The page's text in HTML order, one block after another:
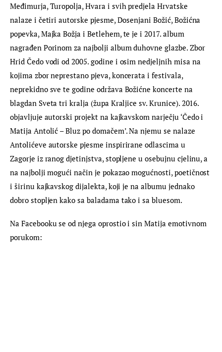
Međimurja, Turopolja, Hvara i svih predjela Hrvatske
nalaze i četiri autorske pjesme, Dosenjani Božić, Božićna
popevka, Majka Božja i Betlehem, te je i 2017. album
nagrađen Porinom za najbolji album duhovne glazbe. Zbor
Hrid Čedo vodi od 2005. godine i osim nedjeljnih misa na
kojima zbor neprestano pjeva, koncerata i festivala,
neprekidno sve te godine održava Božićne koncerte na
blagdan Sveta tri kralja (župa Kraljice sv. Krunice). 2016.
objavljuje autorski projekt na kajkavskom narječju ‘Čedo i
Matija Antolić – Bluz po domačem’. Na njemu se nalaze
Antolićeve autorske pjesme inspirirane odlascima u
Zagorje iz ranog djetinjstva, stopljene u osebujnu cjelinu, a
na najbolji mogući način je pokazao mogućnosti, poetičnost
i širinu kajkavskog dijalekta, koji je na albumu jednako
dobro stopljen kako sa baladama tako i sa bluesom.
Na Facebooku se od njega oprostio i sin Matija emotivnom
porukom: